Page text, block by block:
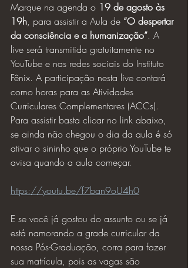
Marque na agenda o 19 de agosto às
19h, para assistir a Aula de “O despertar
da consciência e a humanização”. A
live será transmitida gratuitamente no
YouTube e nas redes sociais do Instituto
Fênix. A participação nesta live contará
como horas para as Atividades
Curriculares Complementares (ACCs).
Para assistir basta clicar no link abaixo,
se ainda não chegou o dia da aula é só
ativar o sininho que o próprio YouTube te
avisa quando a aula começar.
https://youtu.be/f7ban9oU4h0
E se você já gostou do assunto ou se já
está namorando a grade curricular da
nossa Pós-Graduação, corra para fazer
sua matrícula, pois as vagas são